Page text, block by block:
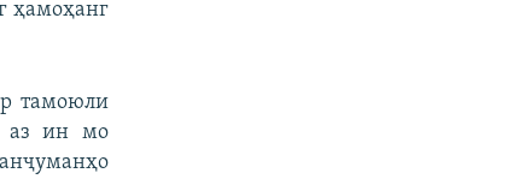
ҳамоҳанг
тамоюли
аз ин мо